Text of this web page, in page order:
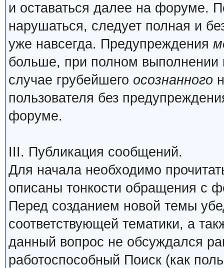
и оставаться далее на форуме.
нарушаться, следует полная и
уже навсегда. Предупреждения
больше, при полном
случае грубейшего осознанного
пользователя без
форуме.
III. Публикация сообщений.
Для начала необходимо
описаны тонкости обращения с
Перед созданием новой темы
соответствующей тематики, а
данный вопрос не обсуждался
работоспособный Поиск (как